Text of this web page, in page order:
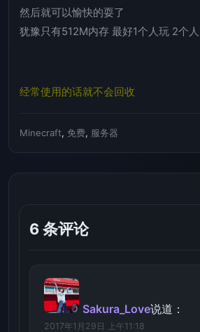
然后就可以愉快的耍了
犹豫只有512M内存 最好1个人玩 2个
经常使用的话就不会回收
Minecraft, 免费, 服务器
6 条评论
Sakura_Love说道：
2017年1月29日 上午11:18